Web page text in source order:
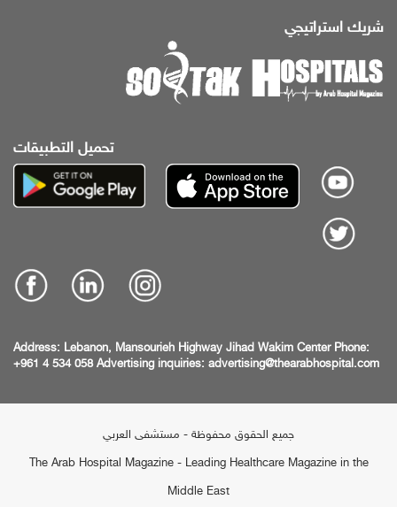
شريك استراتيجي
تحميل التطبيقات
Address: Lebanon, Mansourieh Highway Jihad Wakim Center Phone:
+961 4 534 058 Advertising inquiries: advertising@thearabhospital.com
جميع الحقوق محفوظة - مستشفى العربي
The Arab Hospital Magazine - Leading Healthcare Magazine in the
Middle East